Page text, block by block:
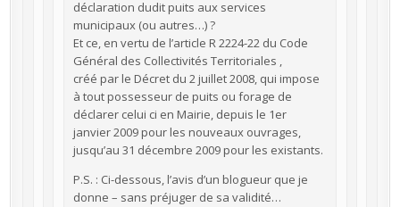
déclaration dudit puits aux services
municipaux (ou autres…) ?
Et ce, en vertu de l’article R 2224-22 du Code
Général des Collectivités Territoriales ,
créé par le Décret du 2 juillet 2008, qui impose
à tout possesseur de puits ou forage de
déclarer celui ci en Mairie, depuis le 1er
janvier 2009 pour les nouveaux ouvrages,
jusqu’au 31 décembre 2009 pour les existants.
P.S. : Ci-dessous, l’avis d’un blogueur que je
donne – sans préjuger de sa validité…